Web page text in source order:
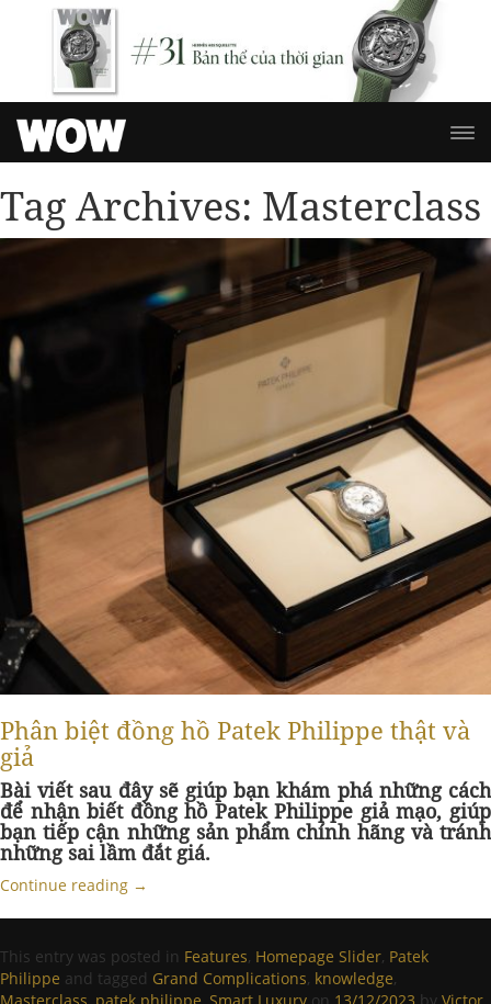
Tag Archives: Masterclass
Phân biệt đồng hồ Patek Philippe thật và
giả
Bài viết sau đây sẽ giúp bạn khám phá những cách
để nhận biết đồng hồ Patek Philippe giả mạo, giúp
bạn tiếp cận những sản phẩm chính hãng và tránh
những sai lầm đắt giá.
Continue reading →
This entry was posted in Features, Homepage Slider, Patek
Philippe and tagged Grand Complications, knowledge,